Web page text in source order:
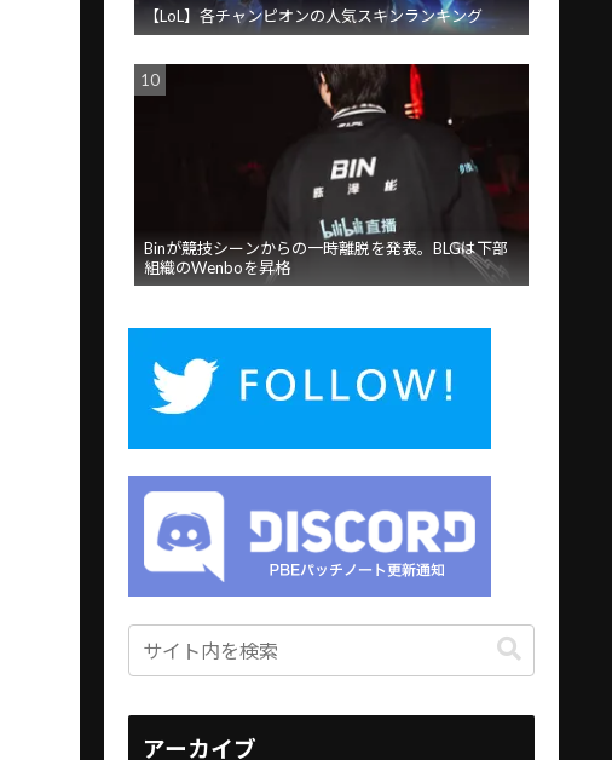
【LoL】各チャンピオンの人気スキンランキング
Binが競技シーンからの一時離脱を発表。BLGは下部
組織のWenboを昇格
アーカイブ